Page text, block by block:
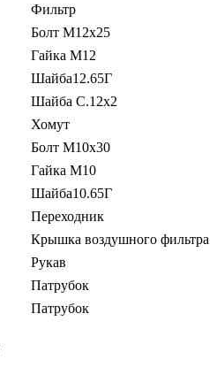
Фильтр
Болт М12х25
Гайка М12
Шайба12.65Г
Шайба С.12х2
Хомут
Болт М10х30
Гайка М10
Шайба10.65Г
Переходник
Крышка воздушного фильтра
Рукав
Патрубок
Патрубок